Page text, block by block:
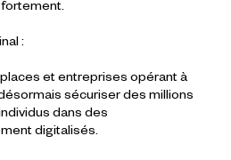
:
et entreprises opérant à
sécuriser des millions
dans des
digitalisés.